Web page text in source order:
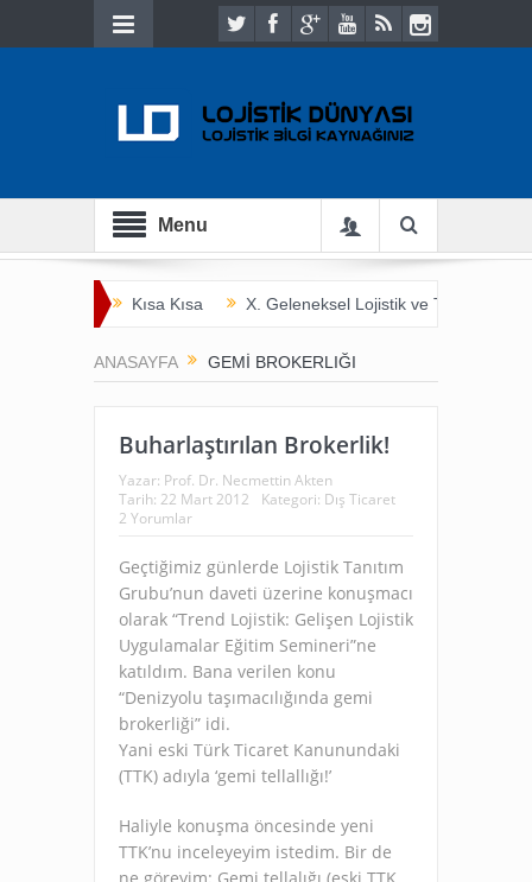
Menu
Kısa Kısa X. Geleneksel Lojistik ve Ticaret
İnsan Hayatını Kurtarmak
ANASAYFA GEMI BROKERLIĞI
Buharlaştırılan Brokerlik!
Yazar: Prof. Dr. Necmettin Akten
Tarih: 22 Mart 2012 Kategori: Dış Ticaret
2 Yorumlar
Geçtiğimiz günlerde Lojistik Tanıtım
Grubu’nun daveti üzerine konuşmacı
olarak “Trend Lojistik: Gelişen Lojistik
Uygulamalar Eğitim Semineri”ne
katıldım. Bana verilen konu
“Denizyolu taşımacılığında gemi
brokerliği” idi.
Yani eski Türk Ticaret Kanunundaki
(TTK) adıyla ‘gemi tellallığı!’
Haliyle konuşma öncesinde yeni
TTK’nu inceleyeyim istedim. Bir de